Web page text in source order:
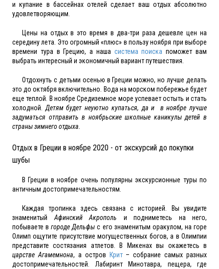
и купание в бассейнах отелей сделает ваш отдых абсолютно
удовлетворяющим.
Цены на отдых в это время в два-три раза дешевле цен на
середину лета. Это огромный «плюс» в пользу ноября при выборе
времени тура в Грецию, а наша система поиска поможет вам
выбрать интересный и экономичный вариант путешествия.
Отдохнуть с детьми осенью в Греции можно, но лучше делать
это до октября включительно. Вода на морском побережье будет
еще теплой. В ноябре Средиземное море успевает остыть и стать
холодной. Детям будет неуютно купаться, да и в ноябре лучше
задуматься отправить в ноябрьские школные каникулы детей в
страны зимнего отдыха.
Отдых в Греции в ноябре 2020 - от экскурсий до покупки
шубы
В Греции в ноябре очень популярны экскурсионные туры по
античным достопримечательностям.
Каждая тропинка здесь связана с историей. Вы увидите
знаменитый Афинский Акрополь и подниметесь на него,
побываете вгороде Дельфы с его знаменитым оракулом, на горе
Олимп ощутите присутствие могущественных богов, а в Олимпии
представите состязания атлетов. В Микенах вы окажетесь в
царстве Агамемнона, а остров Крит– собрание самых разных
достопримечательностей. Лабиринт Минотавра, пещера, где